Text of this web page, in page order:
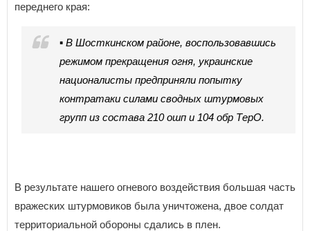
переднего края:
▪️ В Шосткинском районе, воспользовавшись
режимом прекращения огня, украинские
националисты предприняли попытку
контратаки силами сводных штурмовых
групп из состава 210 ошп и 104 обр ТерО.
В результате нашего огневого воздействия большая часть
вражеских штурмовиков была уничтожена, двое солдат
территориальной обороны сдались в плен.